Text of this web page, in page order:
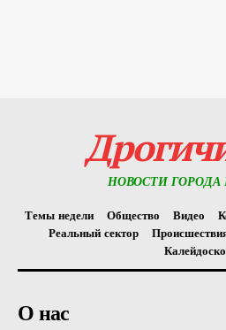
НОВОСТИ ГОРОДА
Темы недели Общество Видео
Реальный сектор
О нас